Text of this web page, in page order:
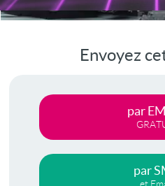
Envoyez
par
par
et